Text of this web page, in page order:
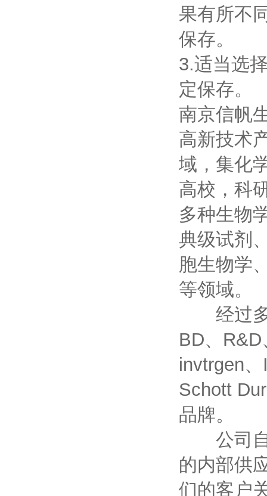
果有所不
保存。
3.适当选
定保存。
南京信帆
高新技术
域，集化
高校，科
多种生物
典级试剂
胞生物学
等领域。
经过多
BD、
invtrgen
Schott
品牌。
公司自
的内部供
们的客户